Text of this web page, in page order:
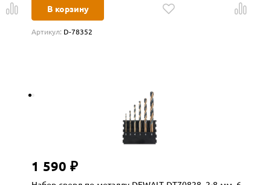
В корзину
Артикул: D-78352
1 590 ₽